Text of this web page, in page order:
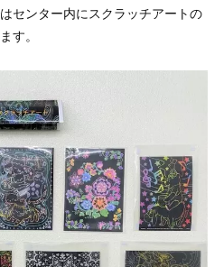
センター内にスクラッチアートの
す。